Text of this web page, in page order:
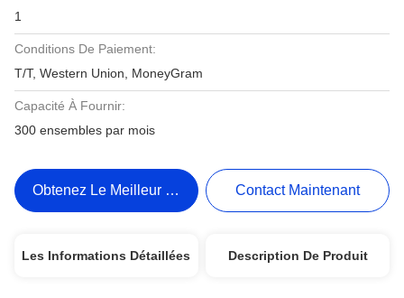
1
Conditions De Paiement:
T/T, Western Union, MoneyGram
Capacité À Fournir:
300 ensembles par mois
Obtenez Le Meilleur Prix Contact Maintenant
Les Informations Détaillées Description De Produit